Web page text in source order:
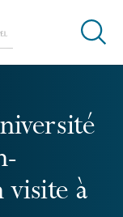
Ouvrir
visite à